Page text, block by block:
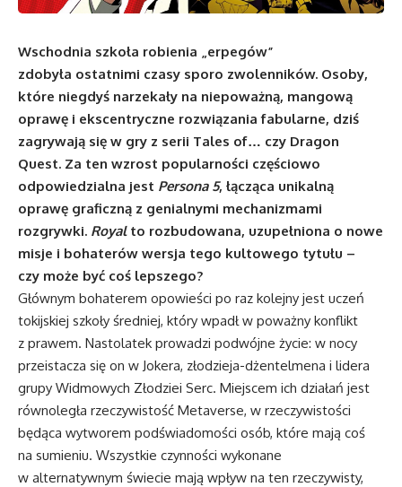
Wschodnia szkoła robienia „erpegów”
zdobyła ostatnimi czasy sporo zwolenników. Osoby,
które niegdyś narzekały na niepoważną, mangową
oprawę i ekscentryczne rozwiązania fabularne, dziś
zagrywają się w gry z serii Tales of… czy Dragon
Quest. Za ten wzrost popularności częściowo
odpowiedzialna jest Persona 5, łącząca unikalną
oprawę graficzną z genialnymi mechanizmami
rozgrywki. Royalto rozbudowana, uzupełniona o nowe
misje i bohaterów wersja tego kultowego tytułu –
czy może być coś lepszego?
Głównym bohaterem opowieści po raz kolejny jest uczeń
tokijskiej szkoły średniej, który wpadł w poważny konflikt
z prawem. Nastolatek prowadzi podwójne życie: w nocy
przeistacza się on w Jokera, złodzieja-dżentelmena i lidera
grupy Widmowych Złodziei Serc. Miejscem ich działań jest
równoległa rzeczywistość Metaverse, w rzeczywistości
będąca wytworem podświadomości osób, które mają coś
na sumieniu. Wszystkie czynności wykonane
w alternatywnym świecie mają wpływ na ten rzeczywisty,